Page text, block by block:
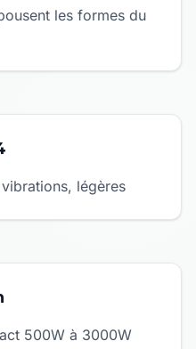
les formes du
légères
500W à 3000W